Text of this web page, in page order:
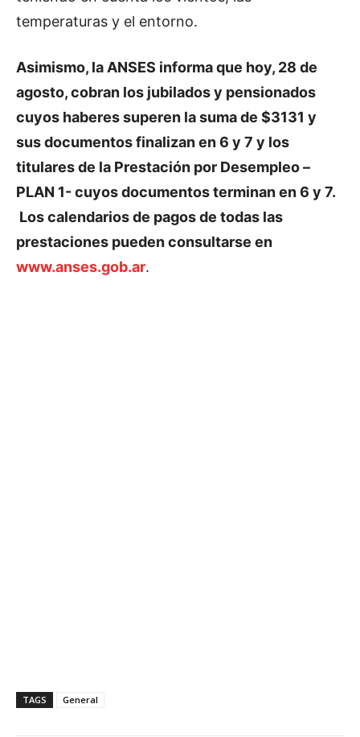
temperaturas y el entorno.
Asimismo, la ANSES informa que hoy, 28 de
agosto, cobran los jubilados y pensionados
cuyos haberes superen la suma de $3131 y
sus documentos finalizan en 6 y 7 y los
titulares de la Prestación por Desempleo –
PLAN 1- cuyos documentos terminan en 6 y 7.
Los calendarios de pagos de todas las
prestaciones pueden consultarse en
www.anses.gob.ar.
TAGS General